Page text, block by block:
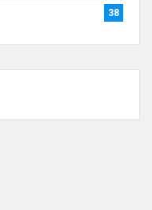
38